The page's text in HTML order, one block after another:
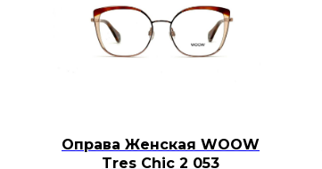
Оправа Женская WOOW
Tres Chic 2 053